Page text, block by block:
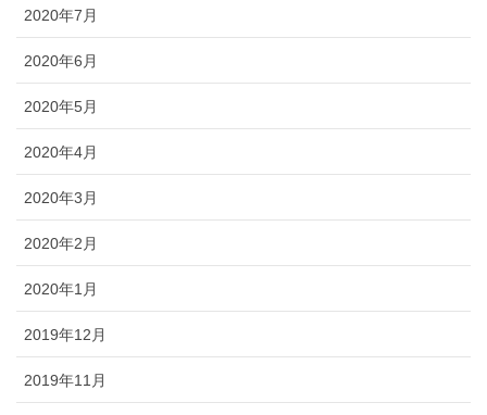
2020年7月
2020年6月
2020年5月
2020年4月
2020年3月
2020年2月
2020年1月
2019年12月
2019年11月